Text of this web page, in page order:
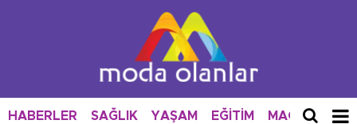
HABERLER SAĞLIK YAŞAM EĞİTİM MAGAZİN